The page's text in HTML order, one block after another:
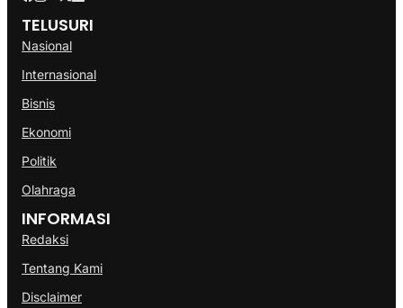
TELUSURI
Nasional
Internasional
Bisnis
Ekonomi
Politik
Olahraga
INFORMASI
Redaksi
Tentang Kami
Disclaimer